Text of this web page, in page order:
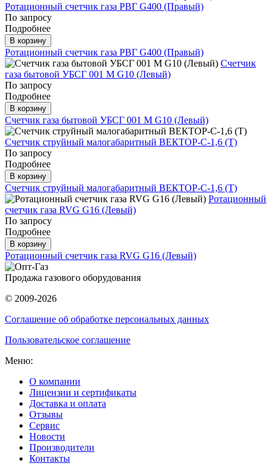
Ротационный счетчик газа РВГ G400 (Правый)
По запросу
Подробнее
В корзину
Ротационный счетчик газа РВГ G400 (Правый)
Счетчик
газа бытовой УБСГ 001 М G10 (Левый)
По запросу
Подробнее
В корзину
Счетчик газа бытовой УБСГ 001 М G10 (Левый)
Счетчик струйный малогабаритный ВЕКТОР-С-1,6 (Т)
По запросу
Подробнее
В корзину
Счетчик струйный малогабаритный ВЕКТОР-С-1,6 (Т)
Ротационный
счетчик газа RVG G16 (Левый)
По запросу
Подробнее
В корзину
Ротационный счетчик газа RVG G16 (Левый)
Продажа газового оборудования
© 2009-2026
Соглашение об обработке персональных данных
Пользовательское соглашение
Меню:
О компании
Лицензии и сертификаты
Доставка и оплата
Отзывы
Сервис
Новости
Производители
Контакты